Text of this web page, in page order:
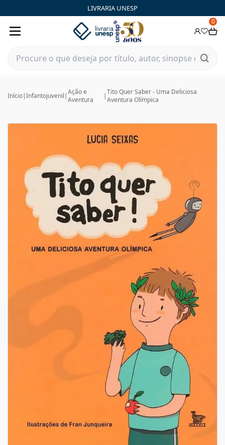
LIVRARIA UNESP
0
Início|Infantojuvenil |Ação e
Aventura
|Tito Quer Saber - Uma Deliciosa
Aventura Olímpica